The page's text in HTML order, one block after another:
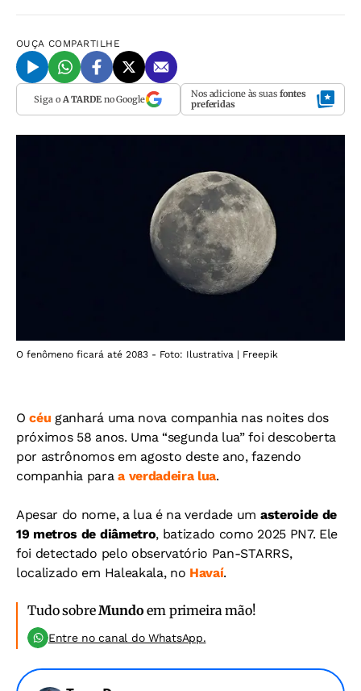
OUÇA COMPARTILHE
Siga o A TARDEno Google Nos adicione às suas fontes
preferidas
O fenômeno ficará até 2083 - Foto: Ilustrativa | Freepik
Océu ganhará uma nova companhia nas noites dos
próximos 58 anos. Uma “segunda lua” foi descoberta
por astrônomos em agosto deste ano, fazendo
companhia paraa verdadeira lua.
Apesar do nome, a lua é na verdade um asteroide de
19 metros de diâmetro, batizado como 2025 PN7. Ele
foi detectado pelo observatório Pan-STARRS,
localizado em Haleakala, no Havaí.
Tudo sobreMundo em primeira mão!
Entre no canal do WhatsApp.